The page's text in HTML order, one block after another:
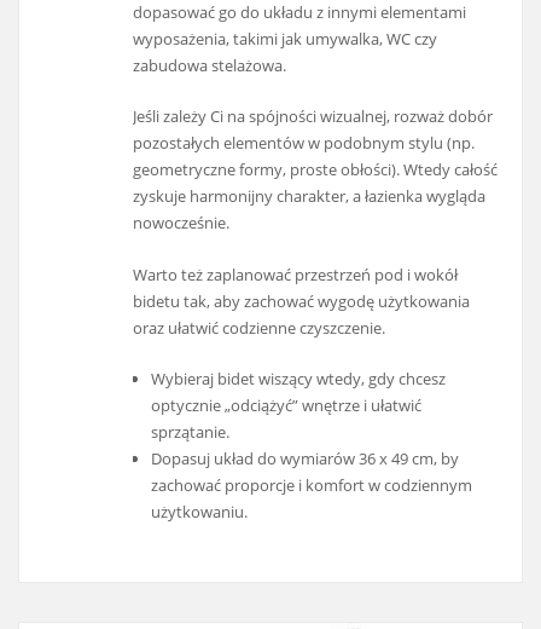
dopasować go do układu z innymi elementami
wyposażenia, takimi jak umywalka, WC czy
zabudowa stelażowa.
Jeśli zależy Ci na spójności wizualnej, rozważ dobór
pozostałych elementów w podobnym stylu (np.
geometryczne formy, proste obłości). Wtedy całość
zyskuje harmonijny charakter, a łazienka wygląda
nowocześnie.
Warto też zaplanować przestrzeń pod i wokół
bidetu tak, aby zachować wygodę użytkowania
oraz ułatwić codzienne czyszczenie.
Wybieraj bidet wiszący wtedy, gdy chcesz
optycznie „odciążyć” wnętrze i ułatwić
sprzątanie.
Dopasuj układ do wymiarów 36 x 49 cm, by
zachować proporcje i komfort w codziennym
użytkowaniu.